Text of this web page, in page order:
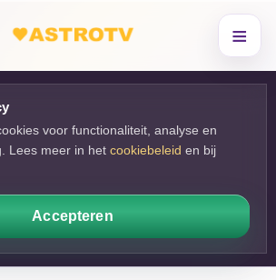
≡
voor functionaliteit, analyse en
Lees meer in het cookiebeleid en bij
Accepteren